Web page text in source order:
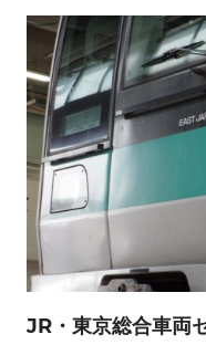
JR・東京総合車両